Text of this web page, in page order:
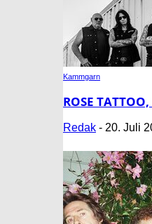
Kammgarn
ROSE
Redak - 20. Juli